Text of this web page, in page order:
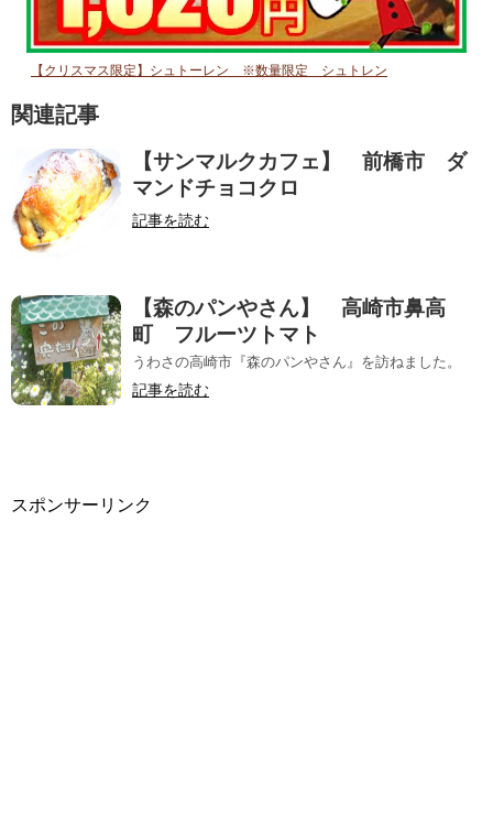
【クリスマス限定】シュトーレン ※数量限定 シュトレン
関連記事
【サンマルクカフェ】 前橋市 ダ
マンドチョコクロ
記事を読む
【森のパンやさん】 高崎市鼻高
町 フルーツトマト
うわさの高崎市『森のパンやさん』を訪ねました。
記事を読む
スポンサーリンク